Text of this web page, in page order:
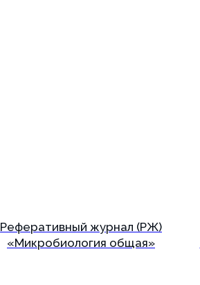
Реферативный журнал (РЖ)
«Микробиология общая»